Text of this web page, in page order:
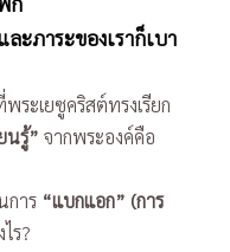
ะภาระของเราก็เบา
ระเยซูคริสต์ทรงเรียก
นรู้” จากพระองค์คือ
การ “แบกแอก” (การ
ร?